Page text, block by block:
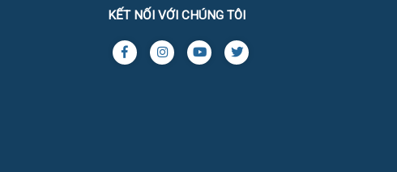
KẾT NỐI VỚI CHÚNG TÔI